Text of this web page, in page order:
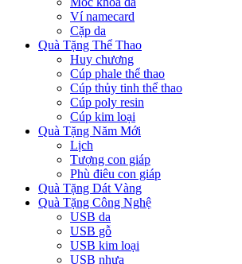
Ví namecard
Cặp da
Quà Tặng Thể Thao
Huy chương
Cúp phale thể thao
Cúp thủy tinh thể thao
Cúp poly resin
Cúp kim loại
Quà Tặng Năm Mới
Lịch
Tượng con giáp
Phù điêu con giáp
Quà Tặng Dát Vàng
Quà Tặng Công Nghệ
USB da
USB gỗ
USB kim loại
USB nhựa